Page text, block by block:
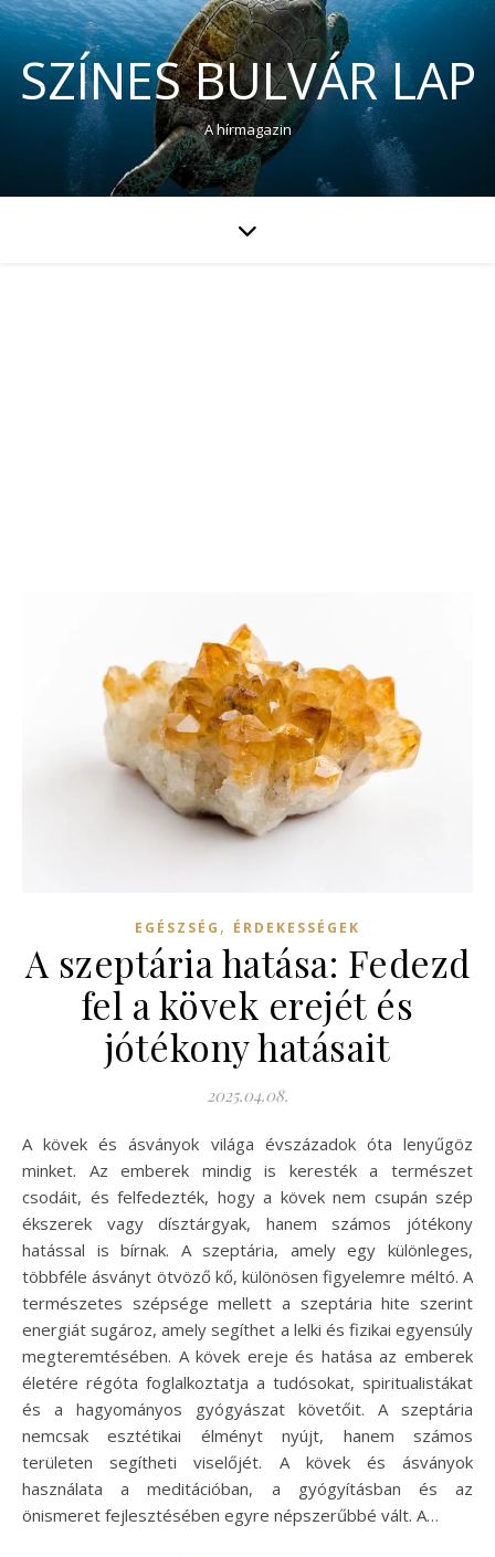
SZÍNES BULVÁR LAP
A hírmagazin
EGÉSZSÉG , ÉRDEKESSÉGEK
A szeptária hatása: Fedezd
fel a kövek erejét és
jótékony hatásait
2025.04.08.
A kövek és ásványok világa évszázadok óta lenyűgöz
minket. Az emberek mindig is keresték a természet
csodáit, és felfedezték, hogy a kövek nem csupán szép
ékszerek vagy dísztárgyak, hanem számos jótékony
hatással is bírnak. A szeptária, amely egy különleges,
többféle ásványt ötvöző kő, különösen figyelemre méltó. A
természetes szépsége mellett a szeptária hite szerint
energiát sugároz, amely segíthet a lelki és fizikai egyensúly
megteremtésében. A kövek ereje és hatása az emberek
életére régóta foglalkoztatja a tudósokat, spiritualistákat
és a hagyományos gyógyászat követőit. A szeptária
nemcsak esztétikai élményt nyújt, hanem számos
területen segítheti viselőjét. A kövek és ásványok
használata a meditációban, a gyógyításban és az
önismeret fejlesztésében egyre népszerűbbé vált. A…